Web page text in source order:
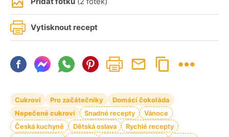
Vytisknout recept
Cukroví Pro začátečníky
Domácí čokoláda
Nepečené cukroví
Snadné recepty
Vánoce
Česká kuchyně
Dětská oslava
Rychlé recepty